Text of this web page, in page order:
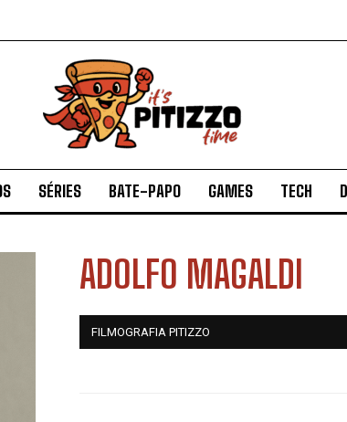
SÉRIES BATE-PAPO GAMES TECH
ADOLFO MAGALDI
FILMOGRAFIA PITIZZO